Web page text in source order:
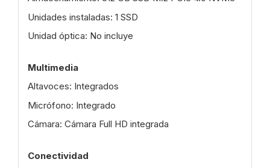
Unidades instaladas: 1 SSD
Unidad óptica: No incluye
Multimedia
Altavoces: Integrados
Micrófono: Integrado
Cámara: Cámara Full HD integrada
Conectividad